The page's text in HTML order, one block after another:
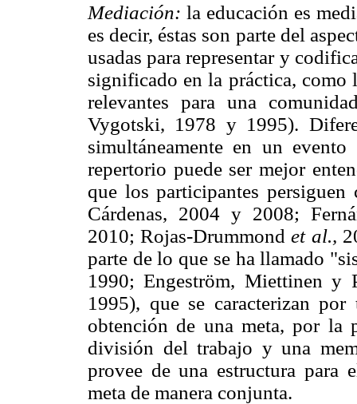
Mediación: la educación es
es decir, éstas son parte del
usadas para representar y
significado en la práctica, como
relevantes para una
Vygotski, 1978 y 1995).
simultáneamente en un
repertorio puede ser mejor
que los participantes persiguen
Cárdenas, 2004 y 2008;
2010; Rojas-Drummondet al.,
parte de lo que se ha llamado
1990; Engeström, Miettinen y
1995), que se caracterizan
obtención de una meta, por la
división del trabajo y una
provee de una estructura para
meta de manera conjunta.